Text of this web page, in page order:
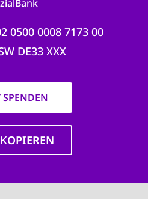
0500 0008 7173 00
DE33 XXX
SPENDEN